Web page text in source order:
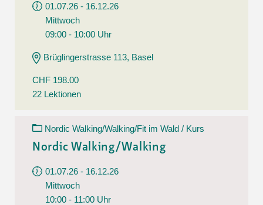
01.07.26 - 16.12.26
Mittwoch
09:00 - 10:00 Uhr
Brüglingerstrasse 113, Basel
CHF 198.00
22 Lektionen
Nordic Walking/Walking/Fit im Wald / Kurs
Nordic Walking/Walking
01.07.26 - 16.12.26
Mittwoch
10:00 - 11:00 Uhr